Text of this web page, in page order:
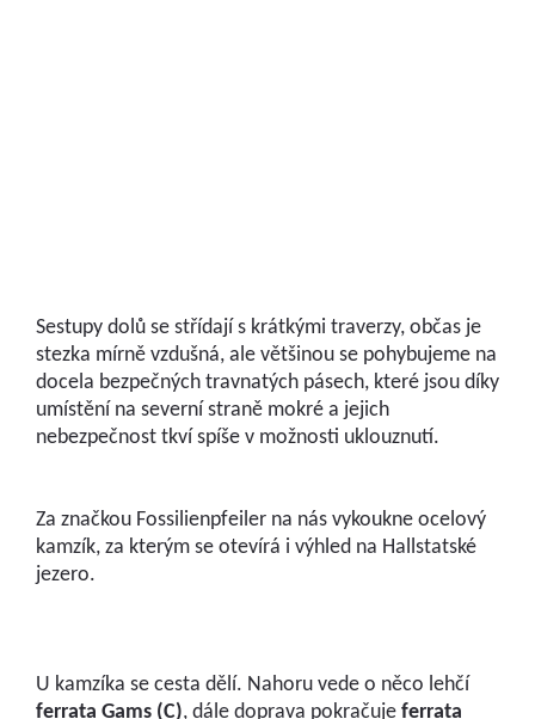
Sestupy dolů se střídají s krátkými traverzy, občas je
stezka mírně vzdušná, ale většinou se pohybujeme na
docela bezpečných travnatých pásech, které jsou díky
umístění na severní straně mokré a jejich
nebezpečnost tkví spíše v možnosti uklouznutí.
Za značkou Fossilienpfeiler na nás vykoukne ocelový
kamzík, za kterým se otevírá i výhled na Hallstatské
jezero.
U kamzíka se cesta dělí. Nahoru vede o něco lehčí
ferrata Gams (C), dále doprava pokračuje ferrata